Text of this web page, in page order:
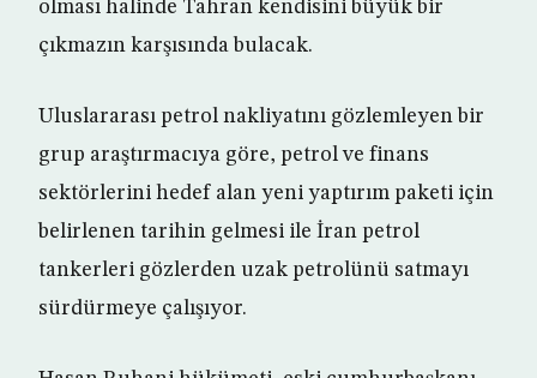
olması halinde Tahran kendisini büyük bir
çıkmazın karşısında bulacak.
Uluslararası petrol nakliyatını gözlemleyen bir
grup araştırmacıya göre, petrol ve finans
sektörlerini hedef alan yeni yaptırım paketi için
belirlenen tarihin gelmesi ile İran petrol
tankerleri gözlerden uzak petrolünü satmayı
sürdürmeye çalışıyor.